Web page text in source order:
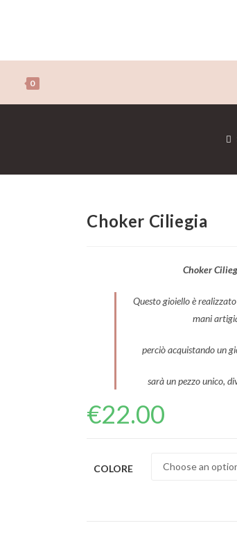
0
Choker Ciliegia
Choker
Questo gioiello è
mani
perciò acquistando un
sarà un pezzo unico,
€22.00
COLORE